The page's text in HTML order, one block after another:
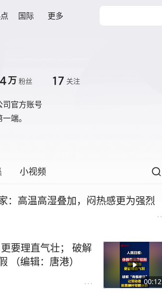
国际 更多
万 粉丝 17 关注
司官方账号
端。
小视频
：高温高湿叠加，闷热感更为强烈
00:12
要理直气壮； 破解
（编辑：唐港）